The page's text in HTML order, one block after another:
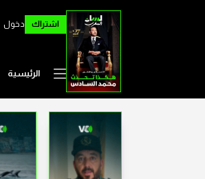
اشتراك دخول
الرئيسية